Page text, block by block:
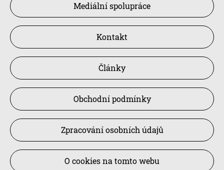
Mediální spolupráce
Kontakt
Články
Obchodní podmínky
Zpracování osobních údajů
O cookies na tomto webu